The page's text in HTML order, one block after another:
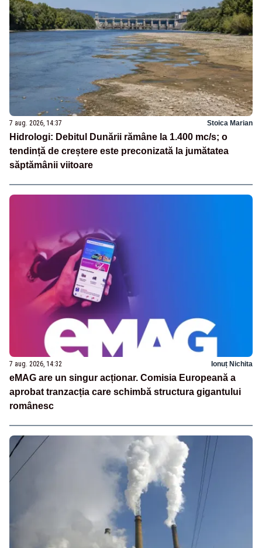
7 aug. 2026, 14:37 Stoica Marian
Hidrologi: Debitul Dunării rămâne la 1.400 mc/s; o
tendință de creștere este preconizată la jumătatea
săptămânii viitoare
7 aug. 2026, 14:32 Ionuț Nichita
eMAG are un singur acționar. Comisia Europeană a
aprobat tranzacția care schimbă structura gigantului
românesc